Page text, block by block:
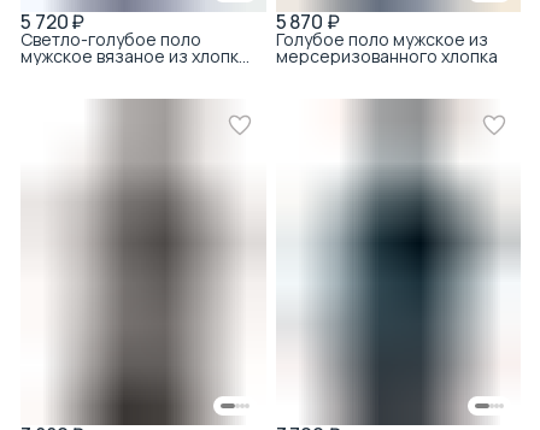
5 720 ₽
Светло-голубое поло
мужское вязаное из хлопка
с вискозой
5 870 ₽
Голубое поло мужское из
мерсеризованного хлопка